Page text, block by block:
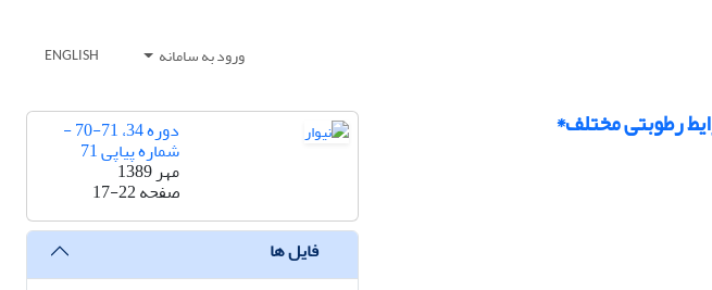
ورود به سامانه ENGLISH
رطوبتی مختلف* دوره 34، 71-70 -
شماره پیاپی 71
مهر 1389
صفحه17-22
فایل ها